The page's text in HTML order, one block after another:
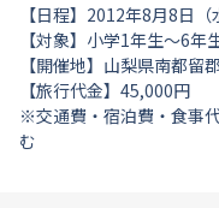
【日程】2012年8月8日
【対象】小学1年生〜6年
【開催地】山梨県南都留
【旅行代金】45,000円
※交通費・宿泊費・食事
む